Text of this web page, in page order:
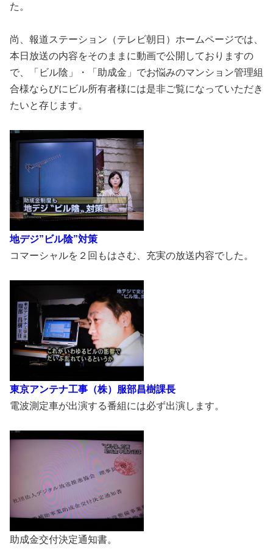
た。
尚、報道ステーション（テレビ朝日）ホームページでは、
本日放送の内容をそのままに動画で公開しておりますの
で、「ビル陰」・「助成金」でお悩みのマンション管理組
合様ならびにビル所有者様には是非ご覧になっていただき
たいと存じます。
地デジ”ビル陰”対策
コマーシャルを２回もはさむ、充実の放送内容でした。
東京アンテナ工事（株）服部昌樹課長
電波測定車が出演する番組には必ず出演します。
助成金交付決定通知書。